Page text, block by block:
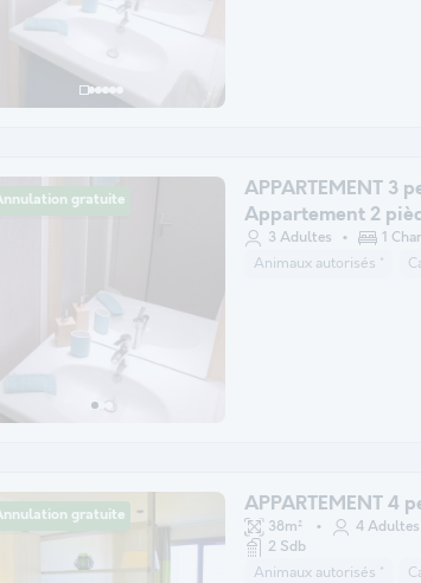
gratuite
APPARTEMENT 3
Appartement 2
3 Adultes 1
Animaux autorisés *
gratuite APPARTEMENT 4
38m² 4 Adultes
2 Sdb
Animaux autorisés *